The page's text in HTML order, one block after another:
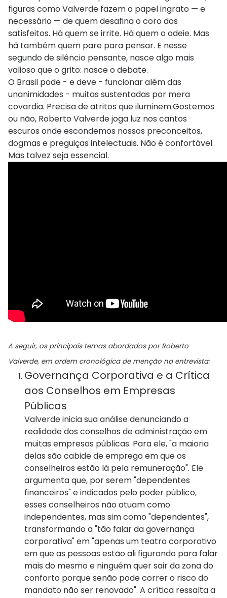
figuras como Valverde fazem o papel ingrato — e
necessário — de quem desafina o coro dos
satisfeitos. Há quem se irrite. Há quem o odeie. Mas
há também quem pare para pensar. E nesse
segundo de silêncio pensante, nasce algo mais
valioso que o grito: nasce o debate.
O Brasil pode - e deve - funcionar além das
unanimidades - muitas sustentadas por mera
covardia. Precisa de atritos que iluminem.Gostemos
ou não, Roberto Valverde joga luz nos cantos
escuros onde escondemos nossos preconceitos,
dogmas e preguiças intelectuais. Não é confortável.
Mas talvez seja essencial.
A seguir, os principais temas abordados por Roberto
Valverde, em ordem cronológica de menção na entrevista:
Governança Corporativa e a Crítica
aos Conselhos em Empresas
Públicas
Valverde inicia sua análise denunciando a
realidade dos conselhos de administração em
muitas empresas públicas. Para ele, "a maioria
delas são cabide de emprego em que os
conselheiros estão lá pela remuneração". Ele
argumenta que, por serem "dependentes
financeiros" e indicados pelo poder público,
esses conselheiros não atuam como
independentes, mas sim como "dependentes",
transformando a "tão falar da governança
corporativa" em "apenas um teatro corporativo
em que as pessoas estão ali figurando para falar
mais do mesmo e ninguém quer sair da zona do
conforto porque senão pode correr o risco do
mandato não ser renovado". A crítica ressalta a